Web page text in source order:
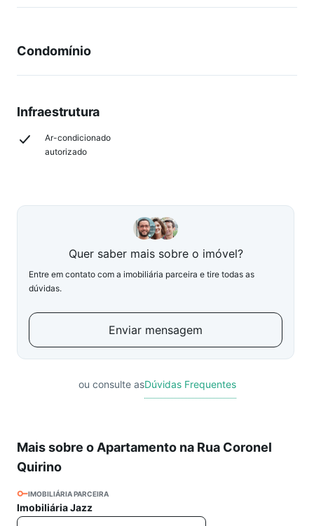
Condomínio
Infraestrutura
Ar-condicionado
autorizado
Quer saber mais sobre o imóvel?
Entre em contato com a imobiliária parceira e tire todas as
dúvidas.
Enviar mensagem
ou consulte asDúvidas Frequentes
Mais sobre o Apartamento na Rua Coronel
Quirino
IMOBILIÁRIA PARCEIRA
Imobiliária Jazz